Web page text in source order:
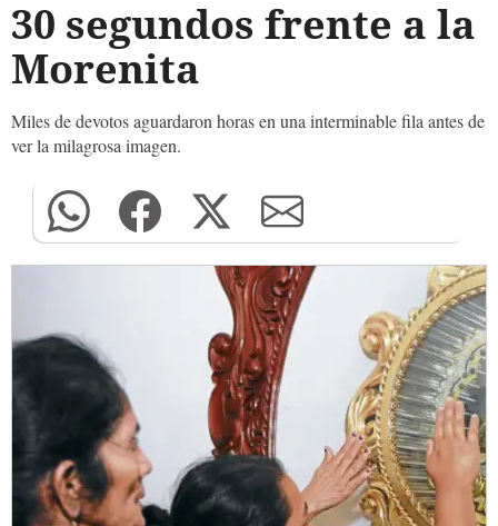
30 segundos frente a la
Morenita
Miles de devotos aguardaron horas en una interminable fila antes de
ver la milagrosa imagen.